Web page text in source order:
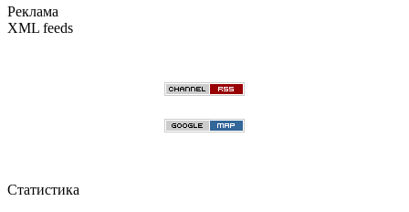
Реклама
XML feeds
Статистика